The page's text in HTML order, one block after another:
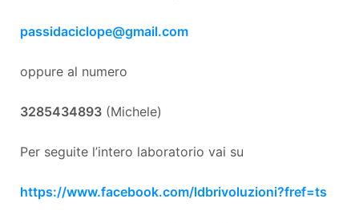
passidaciclope@gmail.com
oppure al numero
3285434893 (Michele)
Per seguite l’intero laboratorio vai su
https://www.facebook.com/ldbrivoluzioni?fref=ts